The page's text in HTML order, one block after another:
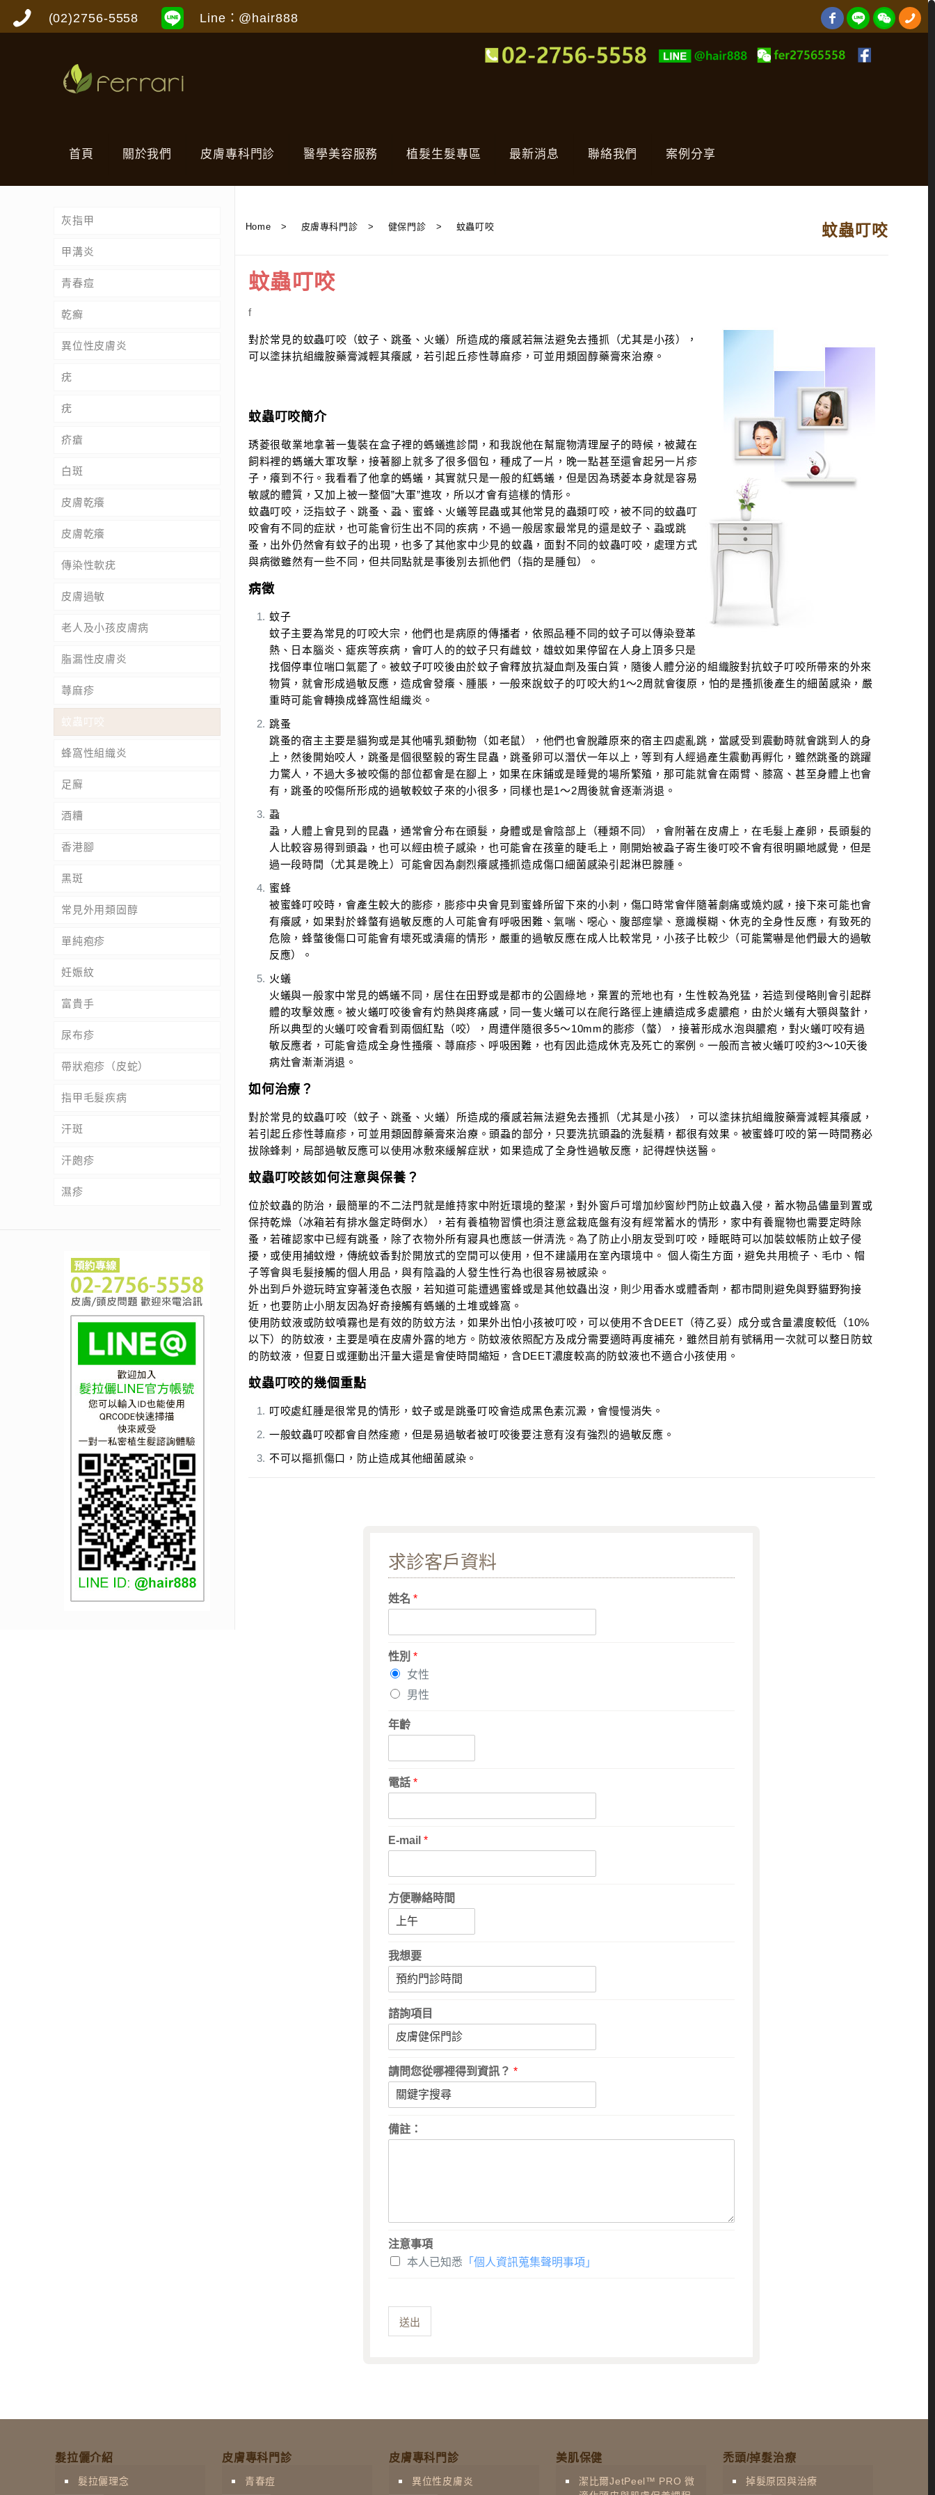
(02)2756-5558 Line：@hair888
首頁 關於我們 皮膚專科門診 醫學美容服務 植髮生髮專區 最新消息 聯絡我們 案例分享
蚊蟲叮咬
Home > 皮膚專科門診 > 健保門診 > 蚊蟲叮咬
蚊蟲叮咬
f
對於常見的蚊蟲叮咬（蚊子、跳蚤、火蟻）所造成的癢感若無法避免去搔抓（尤其是小孩），
可以塗抹抗組織胺藥膏減輕其癢感，若引起丘疹性蕁麻疹，可並用類固醇藥膏來治療。
蚊蟲叮咬簡介
琇菱很敬業地拿著一隻裝在盒子裡的螞蟻進診間，和我說他在幫寵物清理屋子的時候，被藏在
飼料裡的螞蟻大軍攻擊，接著腳上就多了很多個包，種成了一片，晚一點甚至還會起另一片疹
子，癢到不行。我看看了他拿的螞蟻，其實就只是一般的紅螞蟻，但是因為琇菱本身就是容易
敏感的體質，又加上被一整個”大軍”進攻，所以才會有這樣的情形。
蚊蟲叮咬，泛指蚊子、跳蚤、蝨、蜜蜂、火蟻等昆蟲或其他常見的蟲類叮咬，被不同的蚊蟲叮
咬會有不同的症狀，也可能會衍生出不同的疾病，不過一般居家最常見的還是蚊子、蝨或跳
蚤，出外仍然會有蚊子的出現，也多了其他家中少見的蚊蟲，面對不同的蚊蟲叮咬，處理方式
與病徵雖然有一些不同，但共同點就是事後別去抓他們（指的是腫包）。
病徵
蚊子
蚊子主要為常見的叮咬大宗，他們也是病原的傳播者，依照品種不同的蚊子可以傳染登革
熱、日本腦炎、瘧疾等疾病，會叮人的的蚊子只有雌蚊，雄蚊如果停留在人身上頂多只是
找個停車位喘口氣罷了。被蚊子叮咬後由於蚊子會釋放抗凝血劑及蛋白質，隨後人體分泌的組織胺對抗蚊子叮咬所帶來的外來
物質，就會形成過敏反應，造成會發癢、腫脹，一般來說蚊子的叮咬大約1～2周就會復原，怕的是搔抓後產生的細菌感染，嚴
重時可能會轉換成蜂窩性組織炎。
跳蚤
跳蚤的宿主主要是貓狗或是其他哺乳類動物（如老鼠），他們也會脫離原來的宿主四處亂跳，當感受到震動時就會跳到人的身
上，然後開始咬人，跳蚤是個很堅毅的寄生昆蟲，跳蚤卵可以潛伏一年以上，等到有人經過產生震動再孵化，雖然跳蚤的跳躍
力驚人，不過大多被咬傷的部位都會是在腳上，如果在床鋪或是睡覺的場所繁殖，那可能就會在兩臂、膝窩、甚至身體上也會
有，跳蚤的咬傷所形成的過敏較蚊子來的小很多，同樣也是1～2周後就會逐漸消退。
蝨
蝨，人體上會見到的昆蟲，通常會分布在頭髮，身體或是會陰部上（種類不同），會附著在皮膚上，在毛髮上產卵，長頭髮的
人比較容易得到頭蝨，也可以經由梳子感染，也可能會在孩童的睫毛上，剛開始被蝨子寄生後叮咬不會有很明顯地感覺，但是
過一段時間（尤其是晚上）可能會因為劇烈癢感搔抓造成傷口細菌感染引起淋巴腺腫。
蜜蜂
被蜜蜂叮咬時，會產生較大的膨疹，膨疹中央會見到蜜蜂所留下來的小刺，傷口時常會伴隨著劇痛或燒灼感，接下來可能也會
有癢感，如果對於蜂螫有過敏反應的人可能會有呼吸困難、氣喘、噁心、腹部痙攣、意識模糊、休克的全身性反應，有致死的
危險，蜂螫後傷口可能會有壞死或潰瘍的情形，嚴重的過敏反應在成人比較常見，小孩子比較少（可能驚嚇是他們最大的過敏
反應）。
火蟻
火蟻與一般家中常見的螞蟻不同，居住在田野或是都市的公園綠地，棄置的荒地也有，生性較為兇猛，若造到侵略則會引起群
體的攻擊效應。被火蟻叮咬後會有灼熱與疼痛感，同一隻火蟻可以在爬行路徑上連續造成多處膿疱，由於火蟻有大顎與螯針，
所以典型的火蟻叮咬會看到兩個紅點（咬），周遭伴隨很多5～10mm的膨疹（螫），接著形成水泡與膿疱，對火蟻叮咬有過
敏反應者，可能會造成全身性搔癢、蕁麻疹、呼吸困難，也有因此造成休克及死亡的案例。一般而言被火蟻叮咬約3～10天後
病灶會漸漸消退。
如何治療？
對於常見的蚊蟲叮咬（蚊子、跳蚤、火蟻）所造成的癢感若無法避免去搔抓（尤其是小孩），可以塗抹抗組織胺藥膏減輕其癢感，
若引起丘疹性蕁麻疹，可並用類固醇藥膏來治療。頭蝨的部分，只要洗抗頭蝨的洗髮精，都很有效果。被蜜蜂叮咬的第一時間務必
拔除蜂刺，局部過敏反應可以使用冰敷來緩解症狀，如果造成了全身性過敏反應，記得趕快送醫。
蚊蟲叮咬該如何注意與保養？
位於蚊蟲的防治，最簡單的不二法門就是維持家中附近環境的整潔，對外窗戶可增加紗窗紗門防止蚊蟲入侵，蓄水物品儘量到置或
保持乾燥（冰箱若有排水盤定時倒水），若有養植物習慣也須注意盆栽底盤有沒有經常蓄水的情形，家中有養寵物也需要定時除
蚤，若確認家中已經有跳蚤，除了衣物外所有寢具也應該一併清洗。為了防止小朋友受到叮咬，睡眠時可以加裝蚊帳防止蚊子侵
擾，或使用捕蚊燈，傳統蚊香對於開放式的空間可以使用，但不建議用在室內環境中。 個人衛生方面，避免共用梳子、毛巾、帽
子等會與毛髮接觸的個人用品，與有陰蝨的人發生性行為也很容易被感染。
外出到戶外遊玩時宜穿著淺色衣服，若知道可能遭遇蜜蜂或是其他蚊蟲出沒，則少用香水或體香劑，都市間則避免與野貓野狗接
近，也要防止小朋友因為好奇接觸有螞蟻的土堆或蜂窩。
使用防蚊液或防蚊噴霧也是有效的防蚊方法，如果外出怕小孩被叮咬，可以使用不含DEET（待乙妥）成分或含量濃度較低（10%
以下）的防蚊液，主要是噴在皮膚外露的地方。防蚊液依照配方及成分需要適時再度補充，雖然目前有號稱用一次就可以整日防蚊
的防蚊液，但夏日或運動出汗量大還是會使時間縮短，含DEET濃度較高的防蚊液也不適合小孩使用。
蚊蟲叮咬的幾個重點
叮咬處紅腫是很常見的情形，蚊子或是跳蚤叮咬會造成黑色素沉澱，會慢慢消失。
一般蚊蟲叮咬都會自然痊癒，但是易過敏者被叮咬後要注意有沒有強烈的過敏反應。
不可以摳抓傷口，防止造成其他細菌感染。
求診客戶資料
姓名*
性別*
女性
男性
年齡
電話*
E-mail*
方便聯絡時間
我想要
諮詢項目
請問您從哪裡得到資訊？*
備註：
注意事項
本人已知悉 「個人資訊蒐集聲明事項」
送出
灰指甲
甲溝炎
青春痘
乾癬
異位性皮膚炎
疣
疣
疥瘡
白斑
皮膚乾癢
皮膚乾癢
傳染性軟疣
皮膚過敏
老人及小孩皮膚病
脂漏性皮膚炎
蕁麻疹
蚊蟲叮咬
蜂窩性組織炎
足廯
酒糟
香港腳
黑斑
常見外用類固醇
單純疱疹
妊娠紋
富貴手
尿布疹
帶狀疱疹（皮蛇）
指甲毛髮疾病
汗斑
汗皰疹
濕疹
髮拉儷介紹
髮拉儷理念
皮膚專科門診
青春痘
皮膚專科門診
異位性皮膚炎
美肌保健
潔比爾JetPeel™ PRO 微
禿頭/掉髮治療
掉髮原因與治療